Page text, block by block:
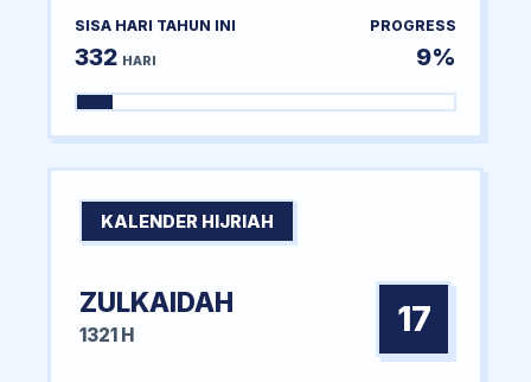
SISA HARI TAHUN INI
332 HARI
PROGRESS
9%
KALENDER HIJRIAH
ZULKAIDAH
1321 H 17